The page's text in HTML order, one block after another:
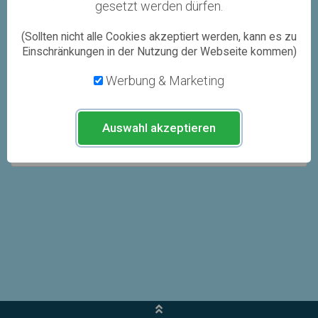
Computer auswählen können.
Egal, ob Bild oder Sprachnachricht, alle Medien
und bewertet. Je nach unserer Einschätzung können
Beachten Sie dazu bitte unsereMedienrichtlinien
Weiterhin kann Ihnen dieserFAQ Artikel
gesetzt werden dürfen.
(Sollten nicht alle Cookies akzeptiert werden, kann es zu
Einschränkungen in der Nutzung der Webseite kommen)
Werbung & Marketing
Auswahl akzeptieren